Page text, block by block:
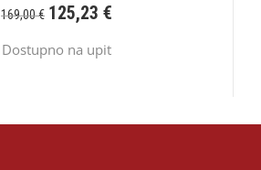
169,00€ 125,23 €
Dostupno na upit